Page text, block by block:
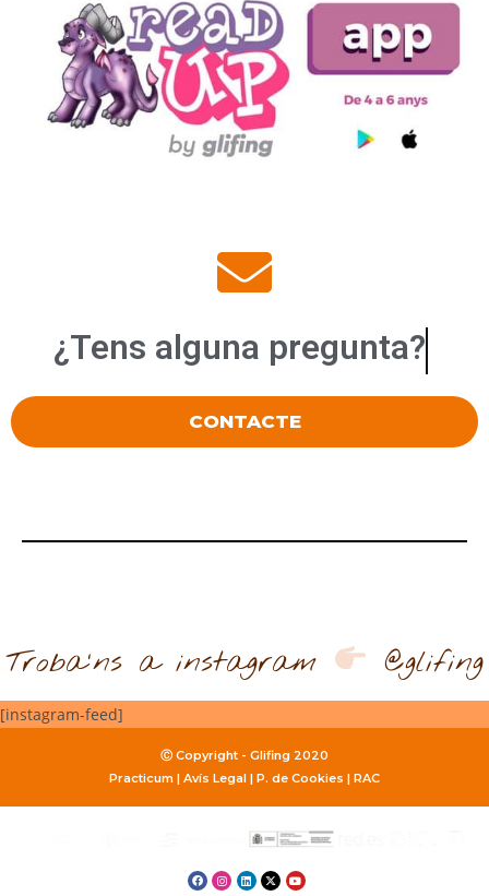
¿Tens alguna
CONTACTE
Troba'ns a instagram @glifing
[instagram-feed]
Ⓒ Copyright - Glifing 2020
Practicum | Avís Legal | P. de Cookies | RAC